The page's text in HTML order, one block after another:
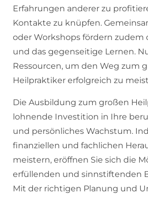
Erfahrungen anderer zu
Kontakte zu knüpfen.
oder Workshops fördern zudem
und das gegenseitige Lernen.
Ressourcen, um den Weg zum
Heilpraktiker erfolgreich zu
Die Ausbildung zum großen
lohnende Investition in Ihre
und persönliches Wachstum.
finanziellen und fachlichen
meistern, eröffnen Sie sich die
erfüllenden und sinnstiftenden
Mit der richtigen Planung und